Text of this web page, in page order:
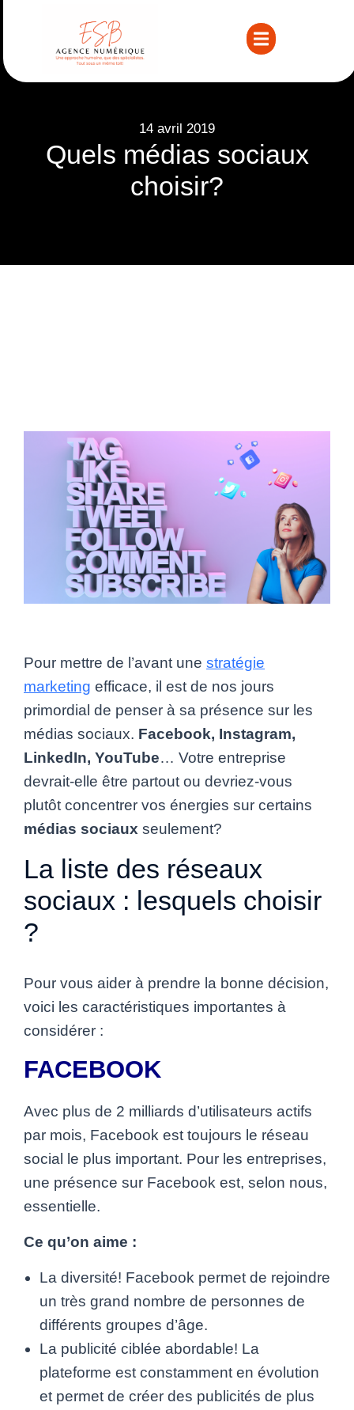
14 avril 2019
Quels médias sociaux
choisir?
Pour mettre de l’avant une stratégie
marketing efficace, il est de nos jours
primordial de penser à sa présence sur les
médias sociaux. Facebook, Instagram,
LinkedIn, YouTube… Votre entreprise
devrait-elle être partout ou devriez-vous
plutôt concentrer vos énergies sur certains
médias sociaux seulement?
La liste des réseaux
sociaux : lesquels choisir
?
Pour vous aider à prendre la bonne décision,
voici les caractéristiques importantes à
considérer :
FACEBOOK
Avec plus de 2 milliards d’utilisateurs actifs
par mois, Facebook est toujours le réseau
social le plus important. Pour les entreprises,
une présence sur Facebook est, selon nous,
essentielle.
Ce qu’on aime :
La diversité! Facebook permet de rejoindre
un très grand nombre de personnes de
différents groupes d’âge.
La publicité ciblée abordable! La
plateforme est constamment en évolution
et permet de créer des publicités de plus